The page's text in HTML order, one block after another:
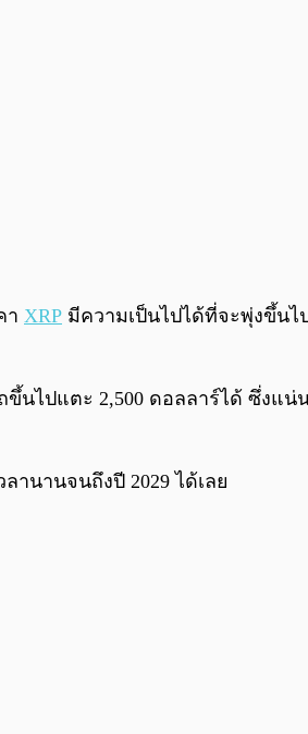
า XRP มีความเป็นไปได้ที่จะพุ่งขึ้นไ
นไปแตะ 2,500 ดอลลาร์ได้ ซึ่งแน่
านานจนถึงปี 2029 ได้เลย